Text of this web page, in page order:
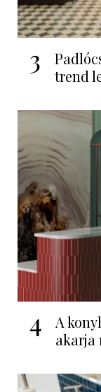
3
trend
4
A
akarja